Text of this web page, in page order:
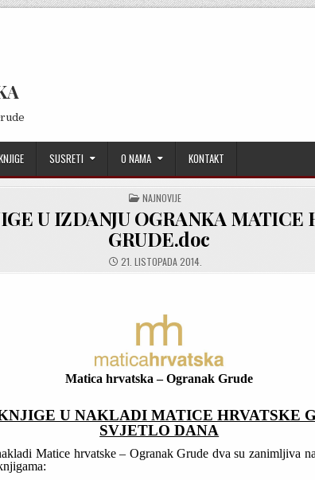
SUSRETI O NAMA KONTAKT
POSTED
IN
NAJNOVIJE
U IZDANJU OGRANKA MATICE
GRUDE.doc
21. LISTOPADA 2014.
Matica hrvatska – Ogranak Grude
U NAKLADI MATICE HRVATSKE
SVJETLO DANA
Matice hrvatske – Ogranak Grude dva su zanimljiva